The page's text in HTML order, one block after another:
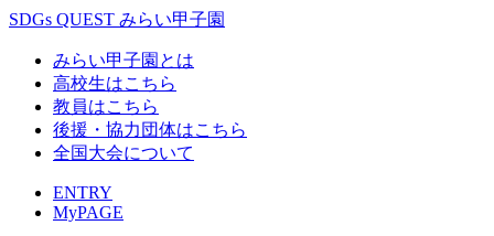
SDGs QUEST みらい甲子園
みらい甲子園とは
高校生はこちら
教員はこちら
後援・協力団体はこちら
全国大会について
ENTRY
MyPAGE